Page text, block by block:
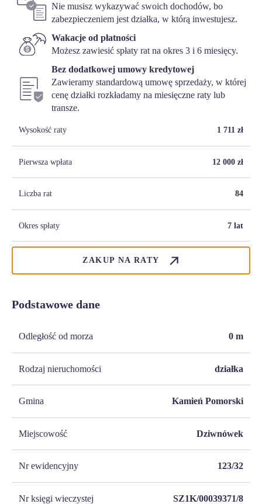
Nie musisz wykazywać swoich dochodów, bo
zabezpieczeniem jest działka, w którą inwestujesz.
Wakacje od płatności
Możesz zawiesić spłaty rat na okres 3 i 6 miesięcy.
Bez dodatkowej umowy kredytowej
Zawieramy standardową umowę sprzedaży, w której
cenę działki rozkładamy na miesięczne raty lub
transze.
Wysokość raty 1 711 zł
Pierwsza wpłata 12 000 zł
Liczba rat 84
Okres spłaty 7 lat
ZAKUP NA RATY
Podstawowe dane
Odległość od morza 0 m
Rodzaj nieruchomości działka
Gmina Kamień Pomorski
Miejscowość Dziwnówek
Nr ewidencyjny 123/32
Nr księgi wieczystej SZ1K/00039371/8